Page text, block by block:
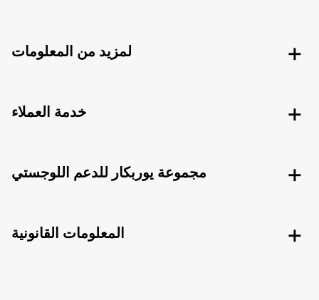
لمزيد من المعلومات
خدمة العملاء
مجموعة يوربكار للدعم اللوجستي
المعلومات القانونية